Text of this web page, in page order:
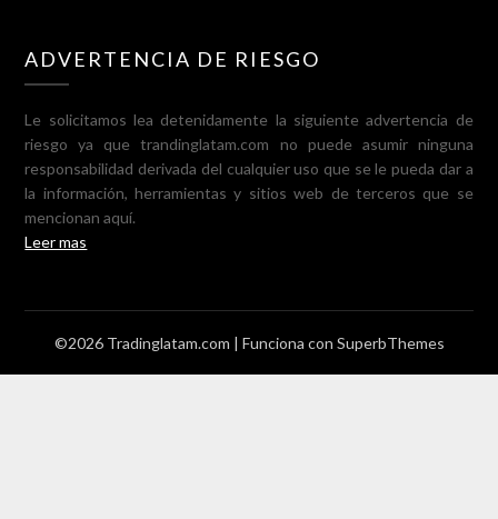
ADVERTENCIA DE RIESGO
Le solicitamos lea detenidamente la siguiente advertencia de
riesgo ya que trandinglatam.com no puede asumir ninguna
responsabilidad derivada del cualquier uso que se le pueda dar a
la información, herramientas y sitios web de terceros que se
mencionan aquí.
Leer mas
©2026 Tradinglatam.com | Funciona con SuperbThemes